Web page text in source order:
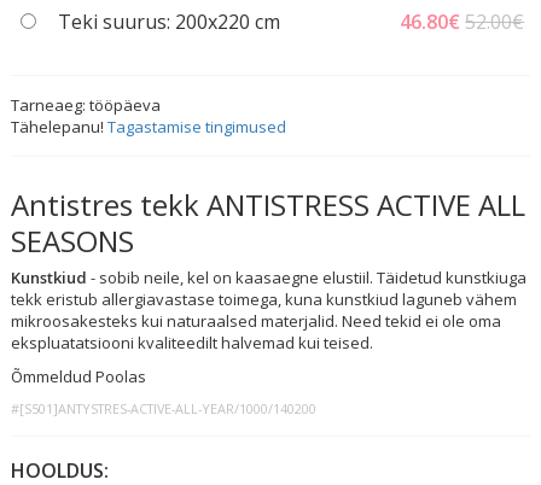
Teki suurus: 200x220 cm
46.80€ 52.00€
Tarneaeg:tööpäeva
Tähelepanu!Tagastamise tingimused
Antistres tekk ANTISTRESS ACTIVE ALL
SEASONS
Kunstkiud - sobib neile, kel on kaasaegne elustiil. Täidetud kunstkiuga
tekk eristub allergiavastase toimega, kuna kunstkiud laguneb vähem
mikroosakesteks kui naturaalsed materjalid. Need tekid ei ole oma
ekspluatatsiooni kvaliteedilt halvemad kui teised.
Õmmeldud Poolas
#[S501]ANTYSTRES-ACTIVE-ALL-YEAR/1000/140200
HOOLDUS: